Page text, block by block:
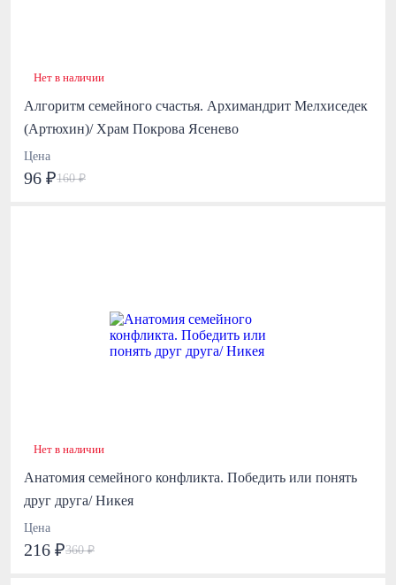
Нет в наличии
Алгоритм семейного счастья. Архимандрит Мелхиседек
(Артюхин)/ Храм Покрова Ясенево
Цена
96 ₽160 ₽
Нет в наличии
Анатомия семейного конфликта. Победить или понять
друг друга/ Никея
Цена
216 ₽360 ₽